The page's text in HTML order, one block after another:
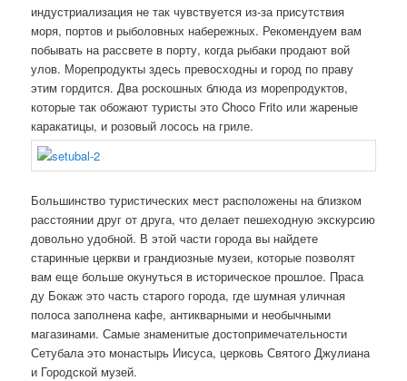
индустриализация не так чувствуется из-за присутствия
моря, портов и рыболовных набережных. Рекомендуем вам
побывать на рассвете в порту, когда рыбаки продают вой
улов. Морепродукты здесь превосходны и город по праву
этим гордится. Два роскошных блюда из морепродуктов,
которые так обожают туристы это Choco Frito или жареные
каракатицы, и розовый лосось на гриле.
Большинство туристических мест расположены на близком
расстоянии друг от друга, что делает пешеходную экскурсию
довольно удобной. В этой части города вы найдете
старинные церкви и грандиозные музеи, которые позволят
вам еще больше окунуться в историческое прошлое. Праса
ду Бокаж это часть старого города, где шумная уличная
полоса заполнена кафе, антикварными и необычными
магазинами. Самые знаменитые достопримечательности
Сетубала это монастырь Иисуса, церковь Святого Джулиана
и Городской музей.